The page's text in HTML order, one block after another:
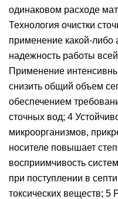
одинаковом расходе
Технология очистки
применение какой-либо
надежность работы
Применение
снизить общий объем
обеспечением
сточных вод; 4
микроорганизмов,
носителе повышает
восприимчивость
при поступлении в
токсических веществ; 5